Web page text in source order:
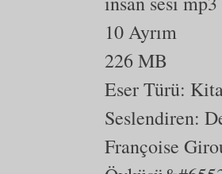
10 Ayrım
226 MB
Eser Türü:
Seslendiren:
Françoise